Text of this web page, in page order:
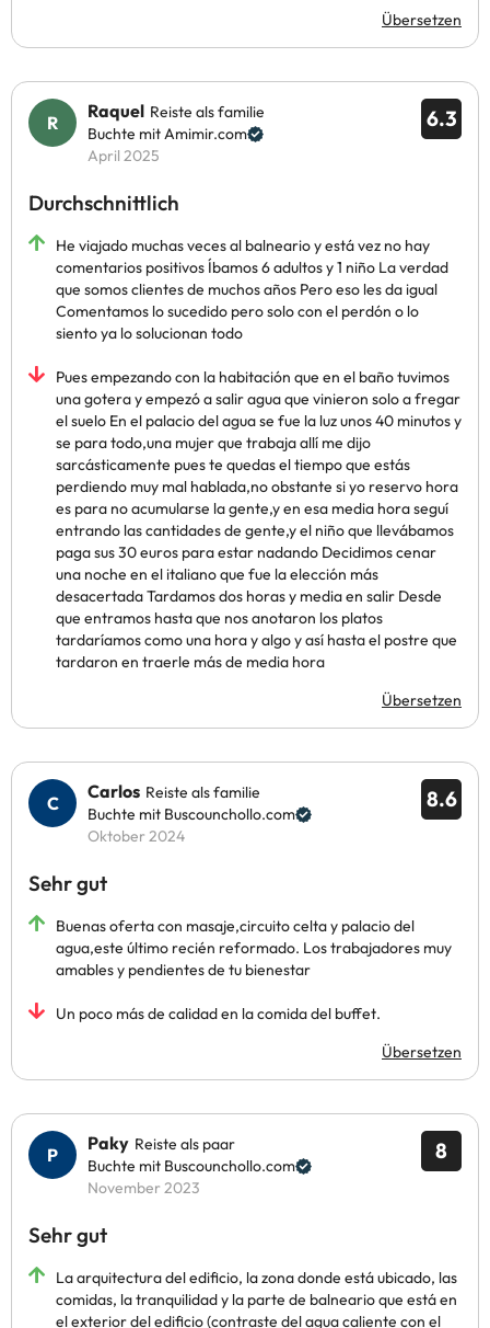
Übersetzen
6.3
Raquel Reiste als familie
Buchte mit Amimir.com
April 2025
Durchschnittlich
He viajado muchas veces al balneario y está vez no hay
comentarios positivos Íbamos 6 adultos y 1 niño La verdad
que somos clientes de muchos años Pero eso les da igual
Comentamos lo sucedido pero solo con el perdón o lo
siento ya lo solucionan todo
Pues empezando con la habitación que en el baño tuvimos
una gotera y empezó a salir agua que vinieron solo a fregar
el suelo En el palacio del agua se fue la luz unos 40 minutos y
se para todo,una mujer que trabaja allí me dijo
sarcásticamente pues te quedas el tiempo que estás
perdiendo muy mal hablada,no obstante si yo reservo hora
es para no acumularse la gente,y en esa media hora seguí
entrando las cantidades de gente,y el niño que llevábamos
paga sus 30 euros para estar nadando Decidimos cenar
una noche en el italiano que fue la elección más
desacertada Tardamos dos horas y media en salir Desde
que entramos hasta que nos anotaron los platos
tardaríamos como una hora y algo y así hasta el postre que
tardaron en traerle más de media hora
Übersetzen
8.6
Carlos Reiste als familie
Buchte mit Buscounchollo.com
Oktober 2024
Sehr gut
Buenas oferta con masaje,circuito celta y palacio del
agua,este último recién reformado. Los trabajadores muy
amables y pendientes de tu bienestar
Un poco más de calidad en la comida del buffet.
Übersetzen
8
Paky Reiste als paar
Buchte mit Buscounchollo.com
November 2023
Sehr gut
La arquitectura del edificio, la zona donde está ubicado, las
comidas, la tranquilidad y la parte de balneario que está en
el exterior del edificio (contraste del agua caliente con el